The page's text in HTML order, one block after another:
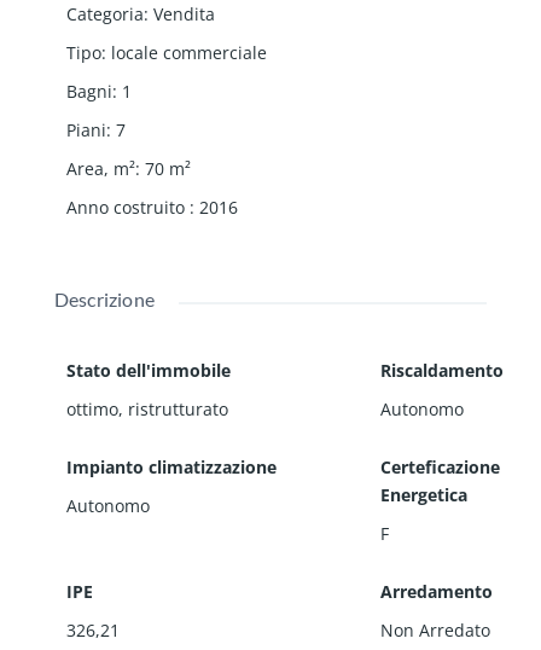
Categoria: Vendita
Tipo: locale commerciale
Bagni: 1
Piani: 7
Area, m²: 70 m²
Anno costruito : 2016
Descrizione
Stato dell'immobile
ottimo, ristrutturato
Riscaldamento
Autonomo
Impianto climatizzazione
Autonomo
Certeficazione
Energetica
F
IPE
326,21
Arredamento
Non Arredato